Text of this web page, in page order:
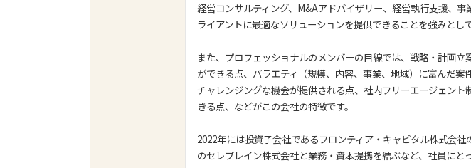
経営コンサルティング、M&Aアドバイザリー、経営執行支援、
ライアントに最適なソリューションを提供できることを強みとし
また、プロフェッショナルのメンバーの目線では、戦略・計画
ができる点、バラエティ（規模、内容、事業、地域）に富んだ案
チャレンジングな機会が提供される点、社内フリーエージェン
きる点、などがこの会社の特徴です。
2022年には投資子会社であるフロンティア・キャピタル株式会
のセレブレイン株式会社と業務・資本提携を結ぶなど、社員にと